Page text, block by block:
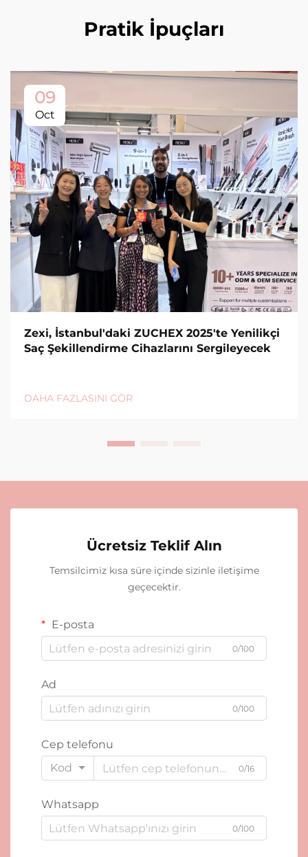
Pratik İpuçları
09
Oct
Zexi, İstanbul'daki ZUCHEX 2025'te Yenilikçi
Saç Şekillendirme Cihazlarını Sergileyecek
DAHA FAZLASINI GÖR
Ücretsiz Teklif Alın
Temsilcimiz kısa süre içinde sizinle iletişime
geçecektir.
E-posta
0/100
Ad
0/100
Cep telefonu
Kod
0/16
Whatsapp
0/100